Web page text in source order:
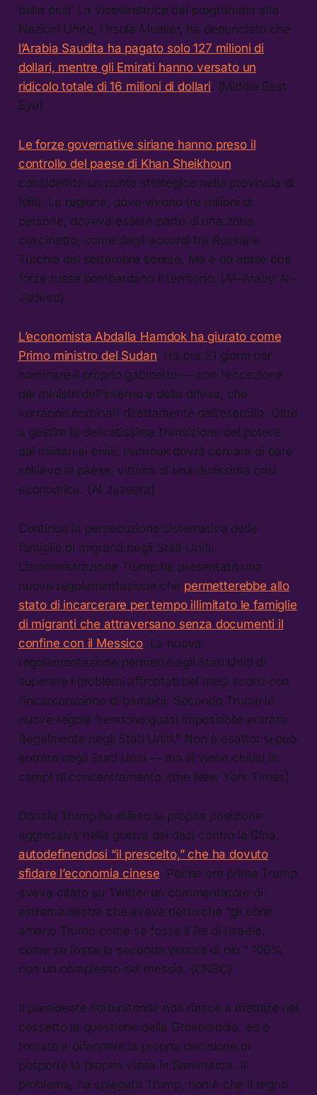
della crisi. La vicedirettrice del programma alle
Nazioni Unite, Ursula Mueller, ha denunciato che
l’Arabia Saudita ha pagato solo 127 milioni di
dollari, mentre gli Emirati hanno versato un
ridicolo totale di 16 milioni di dollari. (Middle East
Eye)
Le forze governative siriane hanno preso il
controllo del paese di Khan Sheikhoun
considerato un punto strategico nella provincia di
Idlib. La regione, dove vivono tre milioni di
persone, doveva essere parte di una zona
cuscinetto, come dagli accordi tra Russia e
Turchia del settembre scorso. Ma è da aprile che
forze russe bombardano il territorio. (Al–Araby Al–
Jadeed)
L’economista Abdalla Hamdok ha giurato come
Primo ministro del Sudan. Ha ora 21 giorni per
nominare il proprio gabinetto — con l’eccezione
dei ministri dell’interno e della difesa, che
verranno nominati direttamente dall’esercito. Oltre
a gestire la delicatissima transizione del potere
dai militari ai civili, Hamdok dovrà cercare di dare
sollievo al paese, vittima di una durissima crisi
economica. (Al Jazeera)
Continua la persecuzione sistematica delle
famiglie di migranti negli Stati Uniti.
L’amministrazione Trump ha presentato una
nuova regolamentazione che permetterebbe allo
stato di incarcerare per tempo illimitato le famiglie
di migranti che attraversano senza documenti il
confine con il Messico. La nuova
regolamentazione permette agli Stati Uniti di
superare i problemi affrontati nei mesi scorsi con
l’incarcerazione di bambini. Secondo Trump le
nuove regole “rendono quasi impossibile entrare
illegalmente negli Stati Uniti.” Non è esatto: sì può
entrare negli Stati Uniti — ma si viene chiusi in
campi di concentramento. (the New York Times)
Donald Trump ha difeso la propria posizione
aggressiva nella guerra dei dazi contro la Cina,
autodefinendosi “il prescelto,” che ha dovuto
sfidare l’economia cinese. Poche ore prima Trump
aveva citato su Twitter un commentatore di
estrema destra che aveva detto che “gli ebrei
amano Trump come se fosse il Re di Israele,
come se fosse la seconda venuta di dio.” 100%
non un complesso del messia. (CNBC)
Il presidente statunitense non riesce a mettere nel
cassetto la questione della Groenlandia, ed è
tornato a difendere la propria decisione di
posporre la propria visita in Danimarca. Il
problema, ha spiegato Trump, non è che il regno